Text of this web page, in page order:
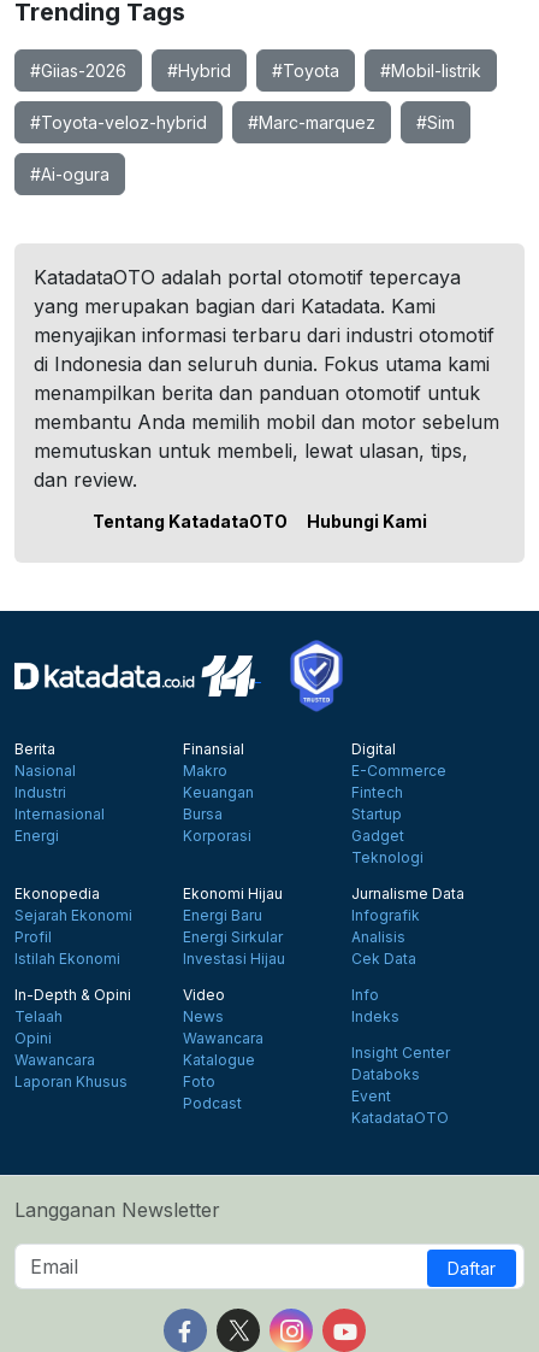
Trending Tags
#Giias-2026 #Hybrid #Toyota #Mobil-listrik
#Toyota-veloz-hybrid #Marc-marquez #Sim
#Ai-ogura
KatadataOTO adalah portal otomotif tepercaya
yang merupakan bagian dari Katadata. Kami
menyajikan informasi terbaru dari industri otomotif
di Indonesia dan seluruh dunia. Fokus utama kami
menampilkan berita dan panduan otomotif untuk
membantu Anda memilih mobil dan motor sebelum
memutuskan untuk membeli, lewat ulasan, tips,
dan review.
Tentang KatadataOTO Hubungi Kami
Berita
Nasional
Industri
Internasional
Energi
Finansial
Makro
Keuangan
Bursa
Korporasi
Digital
E-Commerce
Fintech
Startup
Gadget
Teknologi
Ekonopedia
Sejarah Ekonomi
Profil
Istilah Ekonomi
Ekonomi Hijau
Energi Baru
Energi Sirkular
Investasi Hijau
Jurnalisme Data
Infografik
Analisis
Cek Data
In-Depth & Opini
Telaah
Opini
Wawancara
Laporan Khusus
Video
News
Wawancara
Katalogue
Foto
Podcast
Info
Indeks
Insight Center
Databoks
Event
KatadataOTO
Langganan Newsletter
Daftar
Follow us on Facebook
Follow us on X
Follow us on Instagram
Follow us on